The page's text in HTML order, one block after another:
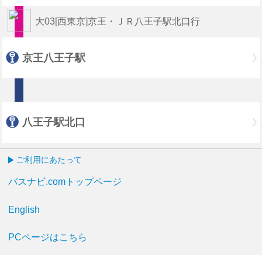
大03[西東京]京王・ＪＲ八王子駅北口行
京王八王子駅
八王子駅北口
ご利用にあたって
バスナビ.comトップページ
English
PCページはこちら